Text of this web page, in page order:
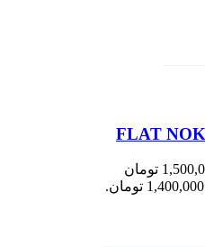
قیمت اصلی: 1,500,000 تومان